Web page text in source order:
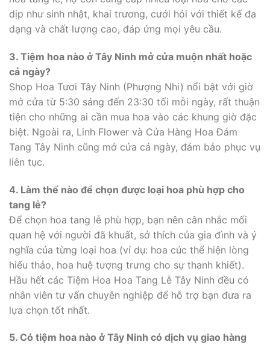
dịp như sinh nhật, khai trương, cưới hỏi với thiết kế đa
dạng và chất lượng cao, đáp ứng mọi yêu cầu.
3. Tiệm hoa nào ở Tây Ninh mở cửa muộn nhất hoặc
cả ngày?
Shop Hoa Tươi Tây Ninh (Phượng Nhi) nổi bật với giờ
mở cửa từ 5:30 sáng đến 23:30 tối mỗi ngày, rất thuận
tiện cho những ai cần mua hoa vào các khung giờ đặc
biệt. Ngoài ra, Linh Flower và Cửa Hàng Hoa Đám
Tang Tây Ninh cũng mở cửa cả ngày, đảm bảo phục vụ
liên tục.
4. Làm thế nào để chọn được loại hoa phù hợp cho
tang lễ?
Để chọn hoa tang lễ phù hợp, bạn nên cân nhắc mối
quan hệ với người đã khuất, sở thích của gia đình và ý
nghĩa của từng loại hoa (ví dụ: hoa cúc thể hiện lòng
hiếu thảo, hoa huệ tượng trưng cho sự thanh khiết).
Hầu hết các Tiệm Hoa Hoa Tang Lễ Tây Ninh đều có
nhân viên tư vấn chuyên nghiệp để hỗ trợ bạn đưa ra
lựa chọn tốt nhất.
5. Có tiệm hoa nào ở Tây Ninh có dịch vụ giao hàng